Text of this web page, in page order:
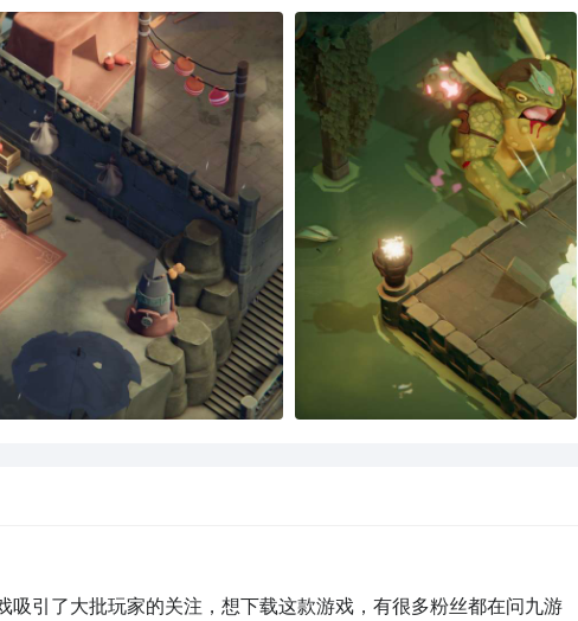
引了大批玩家的关注，想下载这款游戏，有很多粉丝都在问九游